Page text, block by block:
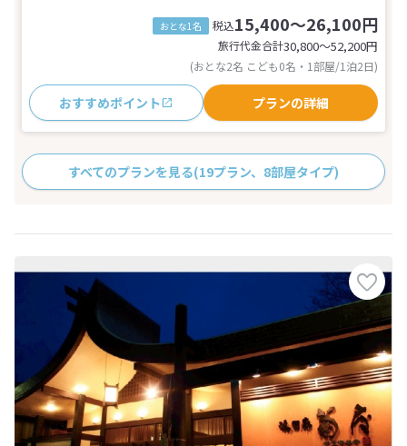
おとな1名 税込15,400～26,100円
旅行代金合計30,800〜52,200円
(おとな2名 こども0名・1部屋/1泊2日)
おすすめポイント プランの詳細
すべてのプランを見る(19プラン、8部屋タイプ)